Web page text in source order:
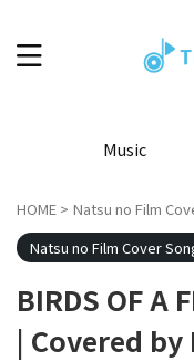
Music
HOME > Natsu no Film
Natsu no Film Cover
BIRDS OF A
| Covered